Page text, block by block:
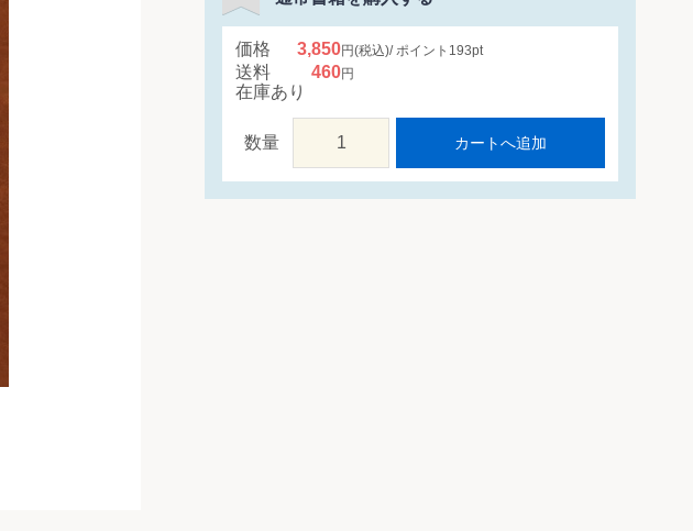
価格 3,850円(税込) ポイント 193pt
送料 460円
在庫あり
数量 カートへ追加